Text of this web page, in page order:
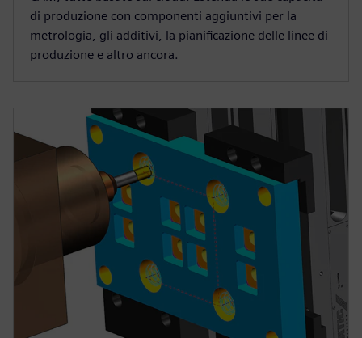
di produzione con componenti aggiuntivi per la
metrologia, gli additivi, la pianificazione delle linee di
produzione e altro ancora.